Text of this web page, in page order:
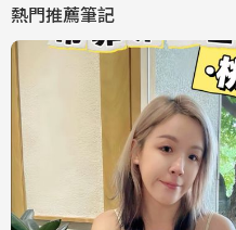
熱門推薦筆記